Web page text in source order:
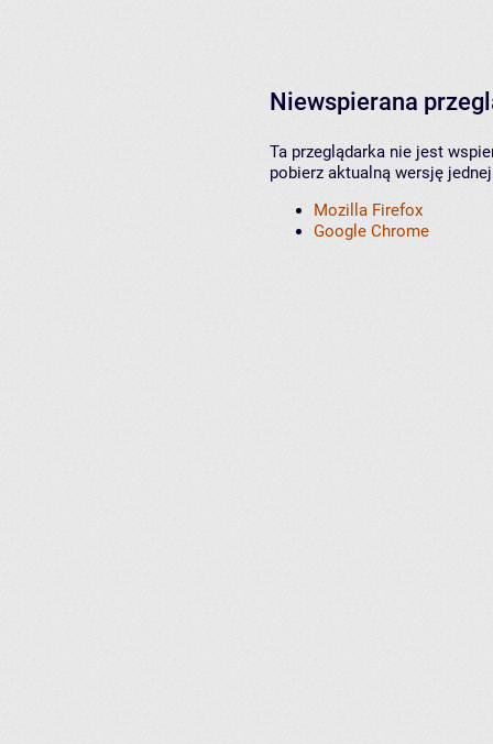
Niewspierana
Ta przeglądarka nie jest
pobierz aktualną wersję
Mozilla Firefox
Google Chrome